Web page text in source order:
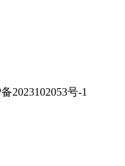
2023102053号-1